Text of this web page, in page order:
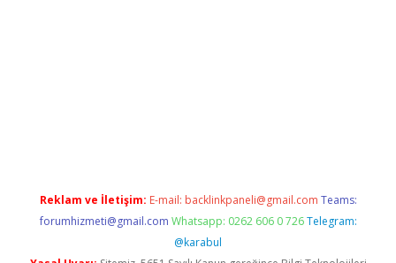
Reklam ve İletişim: E-mail: backlinkpaneli@gmail.com Teams:
forumhizmeti@gmail.com Whatsapp: 0262 606 0 726 Telegram:
@karabul